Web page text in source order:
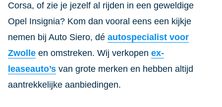
Corsa, of zie je jezelf al rijden in een geweldige
Opel Insignia? Kom dan vooral eens een kijkje
nemen bij Auto Siero, dé autospecialist voor
Zwolle en omstreken. Wij verkopen ex-
leaseauto’s van grote merken en hebben altijd
aantrekkelijke aanbiedingen.